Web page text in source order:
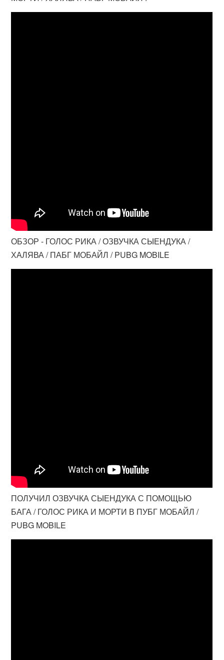
ОБЗОР - ГОЛОС РИКА / ОЗВУЧКА СЫЕНДУКА /
ХАЛЯВА / ПАБГ МОБАЙЛ / PUBG MOBILE
ПОЛУЧИЛ ОЗВУЧКА СЫЕНДУКА С ПОМОЩЬЮ
БАГА / ГОЛОС РИКА И МОРТИ В ПУБГ МОБАЙЛ /
PUBG MOBILE